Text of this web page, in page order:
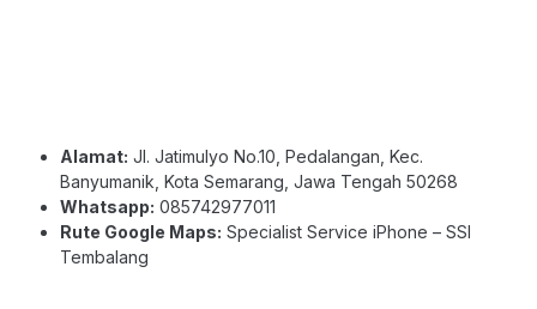
Alamat: Jl. Jatimulyo No.10, Pedalangan, Kec.
Banyumanik, Kota Semarang, Jawa Tengah 50268
Whatsapp: 085742977011
Rute Google Maps: Specialist Service iPhone – SSI
Tembalang